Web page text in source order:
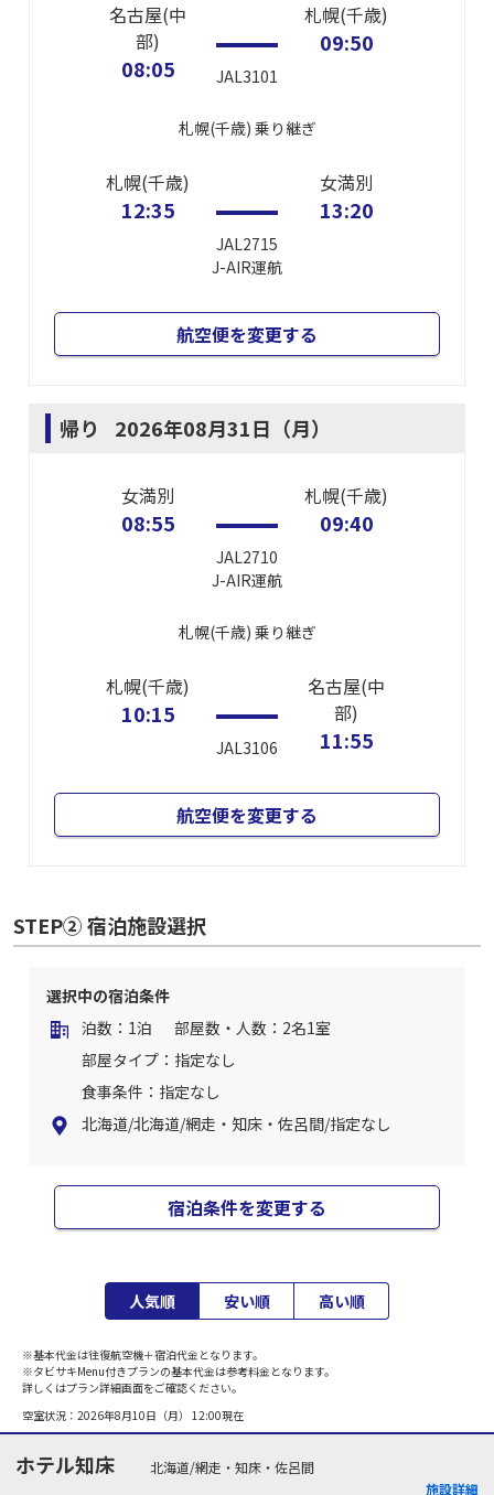
名古屋(中
部)
08:05 JAL3101
札幌(千歳)
09:50
札幌(千歳) 乗り継ぎ
札幌(千歳)
12:35
JAL2715
J-AIR運航
女満別
13:20
航空便を変更する
帰り 2026年08月31日（月）
女満別
08:55
JAL2710
J-AIR運航
札幌(千歳)
09:40
札幌(千歳) 乗り継ぎ
札幌(千歳)
10:15
JAL3106
名古屋(中
部)
11:55
航空便を変更する
STEP② 宿泊施設選択
選択中の宿泊条件
泊数：1泊
部屋数・人数：2名1室
部屋タイプ：指定なし
食事条件：指定なし
北海道/北海道/網走・知床・佐呂間/指定なし
宿泊条件を変更する
人気順 安い順 高い順
※基本代金は往復航空機＋宿泊代金となります。
※タビサキMenu付きプランの基本代金は参考料金となります。
詳しくはプラン詳細画面をご確認ください。
空室状況： 2026年8月10日（月） 12:00現在
ホテル知床
北海道/網走・知床・佐呂間
施設詳細